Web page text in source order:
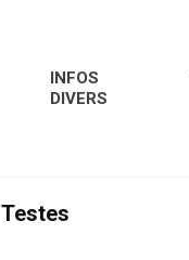
INFOS
DIVERS
Testes